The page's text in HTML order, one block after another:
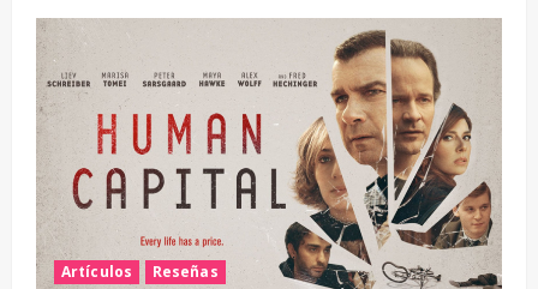
Artículos Reseñas